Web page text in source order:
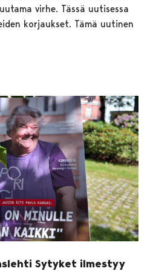
virhe. Tässä uutisessa
korjaukset. Tämä uutinen
Sytyket ilmestyy